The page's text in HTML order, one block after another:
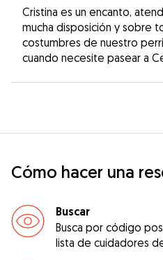
Cristina es un encanto,
mucha disposición y sobre
costumbres de nuestro
cuando necesite pasear a
Cómo hacer una
Buscar
Busca por código
lista de cuidadores